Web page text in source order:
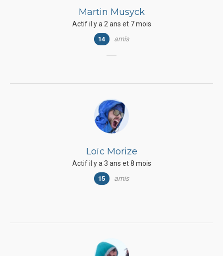
Martin Musyck
Actif il y a 2 ans et 7 mois
14 amis
Loïc Morize
Actif il y a 3 ans et 8 mois
15 amis